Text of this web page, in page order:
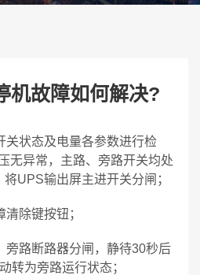
机故障如何解决?
关状态及电量各参数进行检
无异常，主路、旁路开关均处
UPS输出屏主进开关分闸；
除键按钮；
旁路断路器分闸，静待30秒后
转为旁路运行状态；